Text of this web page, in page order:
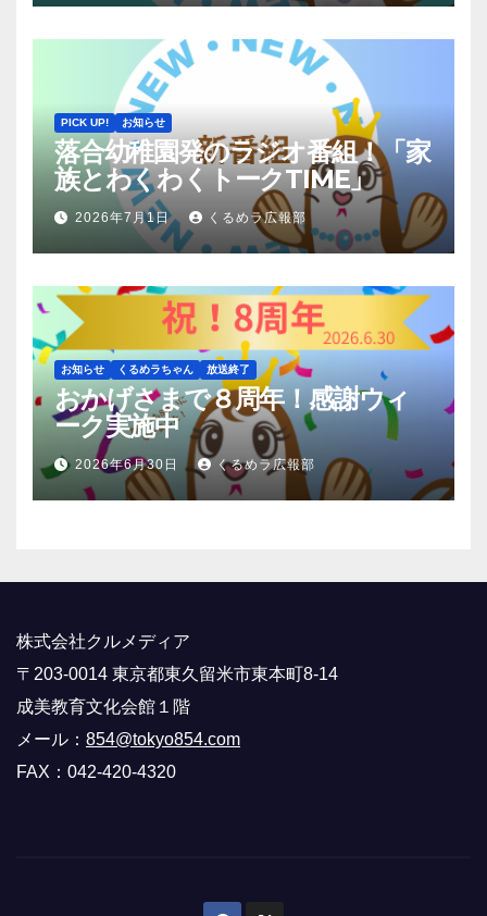
PICK UP! お知らせ
落合幼稚園発のラジオ番組！「家
族とわくわくトークTIME」
2026年7月1日 くるめラ広報部
お知らせ くるめラちゃん 放送終了
おかげさまで８周年！感謝ウィ
ーク実施中
2026年6月30日 くるめラ広報部
株式会社クルメディア
〒203-0014 東京都東久留米市東本町8-14
成美教育文化会館１階
メール： 854@tokyo854.com
FAX：042-420-4320